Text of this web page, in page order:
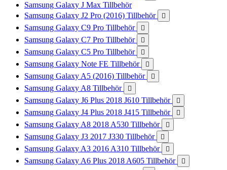
Samsung Galaxy J Max Tillbehör
Samsung Galaxy J2 Pro (2016) Tillbehör

Samsung Galaxy C9 Pro Tillbehör 
Samsung Galaxy C7 Pro Tillbehör 
Samsung Galaxy C5 Pro Tillbehör 
Samsung Galaxy Note FE Tillbehör 
Samsung Galaxy A5 (2016) Tillbehör 
Samsung Galaxy A8 Tillbehör 
Samsung Galaxy J6 Plus 2018 J610 Tillbehör 
Samsung Galaxy J4 Plus 2018 J415 Tillbehör 
Samsung Galaxy A8 2018 A530 Tillbehör 
Samsung Galaxy J3 2017 J330 Tillbehör 
Samsung Galaxy A3 2016 A310 Tillbehör 
Samsung Galaxy A6 Plus 2018 A605 Tillbehör 